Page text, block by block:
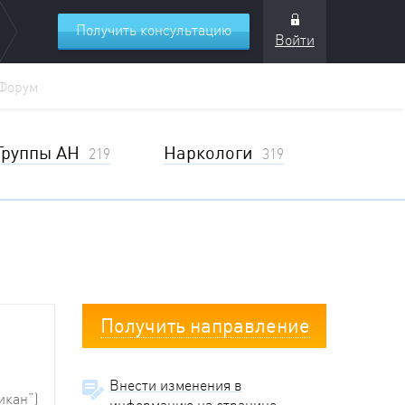
Войти
Получить консультацию
АН 219 Наркологи 319
Получить направление
Внести изменения в